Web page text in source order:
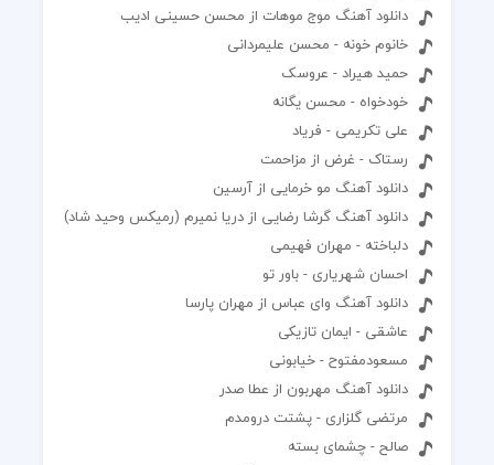
دانلود آهنگ موج موهات از محسن حسینی ادیب
خانوم خونه - محسن علیمردانی
حمید هیراد - عروسک
خودخواه - محسن یگانه
علی تکریمی - فریاد
رستاک - غرض از مزاحمت
دانلود آهنگ مو خرمایی از آرسین
دانلود آهنگ گرشا رضایی از دریا نمیرم (رمیکس وحید شاد)
دلباخته - مهران فهیمی
احسان شهریاری - باور تو
دانلود آهنگ وای عباس از مهران پارسا
عاشقی - ایمان تازیکی
مسعودمفتوح - خیابونی
دانلود آهنگ مهربون از عطا صدر
مرتضی گلزاری - پشتت درومدم
صالح - چشمای بسته